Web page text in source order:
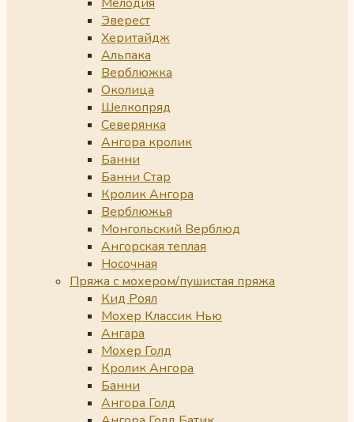
Эверест
Херитайдж
Альпака
Верблюжка
Околица
Шелкопряд
Северянка
Ангора кролик
Банни
Банни Стар
Кролик Ангора
Верблюжья
Монгольский Верблюд
Ангорская теплая
Носочная
Пряжа с мохером/пушистая пряжа
Кид Роял
Мохер Классик Нью
Ангара
Мохер Голд
Кролик Ангора
Банни
Ангора Голд